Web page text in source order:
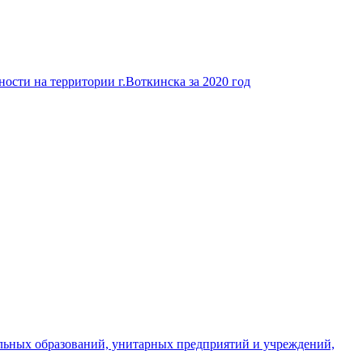
на территории г.Воткинска за 2020 год
образований, унитарных предприятий и учреждений,